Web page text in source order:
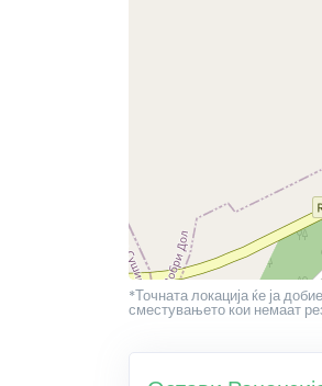
*Точната локација ќе ја
сместувањето кои немаат